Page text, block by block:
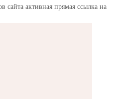
сайта активная прямая ссылка на